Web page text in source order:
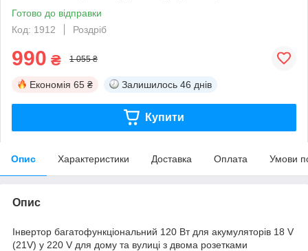
Готово до відправки
Код: 1912
Роздріб
990 ₴ 1 055 ₴
Економія 65 ₴ Залишилось 46 днів
Купити
Опис Характеристики Доставка Оплата Умови
Опис
Інвертор багатофункціональний 120 Вт для акумуляторів 18 V
(21V) у 220 V для дому та вулиці з двома розетками